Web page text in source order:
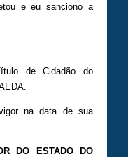
e eu sanciono a
de Cidadão do
na data de sua
DO ESTADO DO